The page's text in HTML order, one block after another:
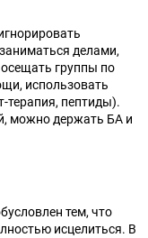
делами,
группы по
использовать
терапия, пептиды).
можно держать БА и
тем, что
исцелиться. В